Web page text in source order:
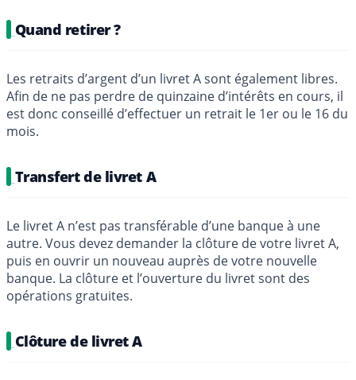
Quand retirer ?
Les retraits d’argent d’un livret A sont également libres.
Afin de ne pas perdre de quinzaine d’intérêts en cours, il
est donc conseillé d’effectuer un retrait le 1er ou le 16 du
mois.
Transfert de livret A
Le livret A n’est pas transférable d’une banque à une
autre. Vous devez demander la clôture de votre livret A,
puis en ouvrir un nouveau auprès de votre nouvelle
banque. La clôture et l’ouverture du livret sont des
opérations gratuites.
Clôture de livret A